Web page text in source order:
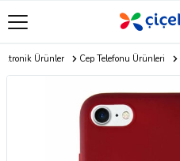
Ürünler Cep Telefonu Ürünleri